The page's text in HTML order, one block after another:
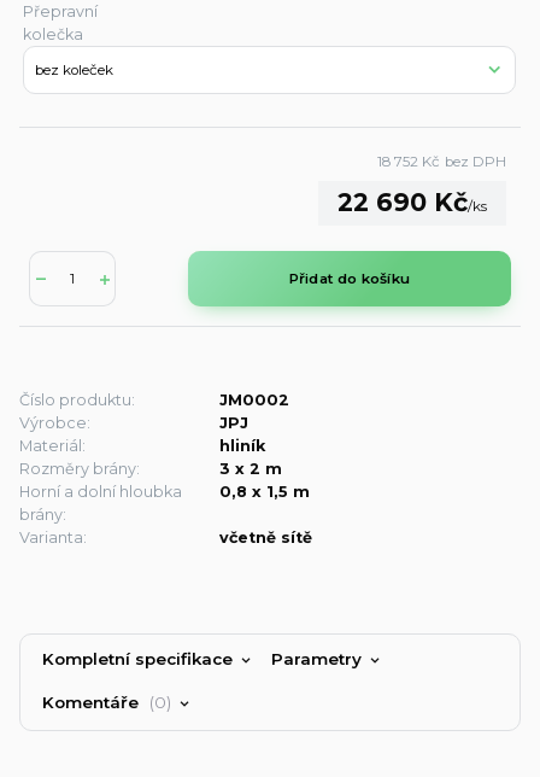
Přepravní
kolečka
22 690 Kč/ks
18 752 Kč bez DPH
Přidat do košíku
Číslo produktu:
JM0002
Výrobce:
JPJ
Materiál:
hliník
Rozměry brány:
3 x 2 m
Horní a dolní hloubka
brány:
0,8 x 1,5 m
Varianta: včetně sítě
Kompletní specifikace Parametry
Komentáře 0